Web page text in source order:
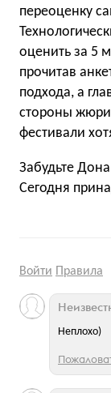
переоценку
оценить за 5
прочитав
подхода, а
стороны
фестивали
Забудьте
Сегодня
Войти Правила
Неплохо)